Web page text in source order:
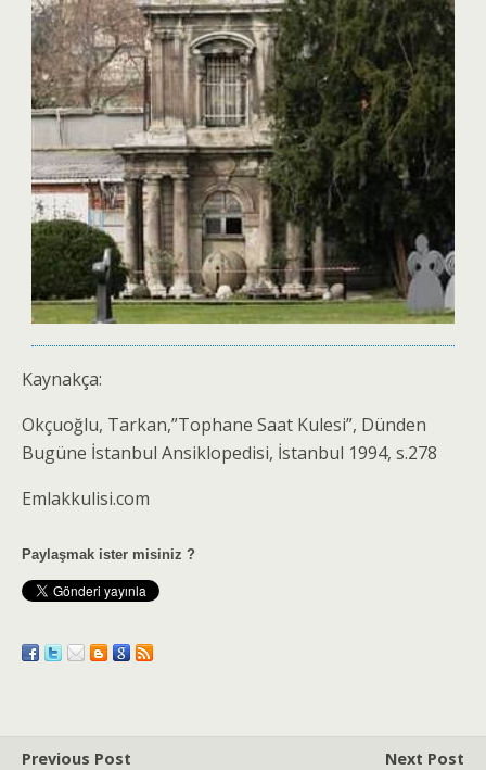
Kaynakça:
Okçuoğlu, Tarkan,”Tophane Saat Kulesi”, Dünden
Bugüne İstanbul Ansiklopedisi, İstanbul 1994, s.278
Emlakkulisi.com
Paylaşmak ister misiniz ?
Previous Post
Next Post